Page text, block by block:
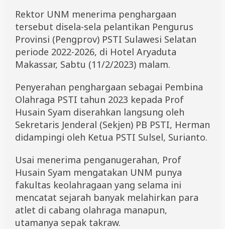
P
e
m
b
i
n
a
l
a
h
r
a
a
Rektor UNM menerima penghargaan
tersebut disela-sela pelantikan Pengurus
Provinsi (Pengprov) PSTI Sulawesi Selatan
periode 2022-2026, di Hotel Aryaduta
Makassar, Sabtu (11/2/2023) malam.
Penyerahan penghargaan sebagai Pembina
Olahraga PSTI tahun 2023 kepada Prof
Husain Syam diserahkan langsung oleh
Sekretaris Jenderal (Sekjen) PB PSTI, Herman
didampingi oleh Ketua PSTI Sulsel, Surianto.
Usai menerima penganugerahan, Prof
Husain Syam mengatakan UNM punya
fakultas keolahragaan yang selama ini
mencatat sejarah banyak melahirkan para
atlet di cabang olahraga manapun,
utamanya sepak takraw.